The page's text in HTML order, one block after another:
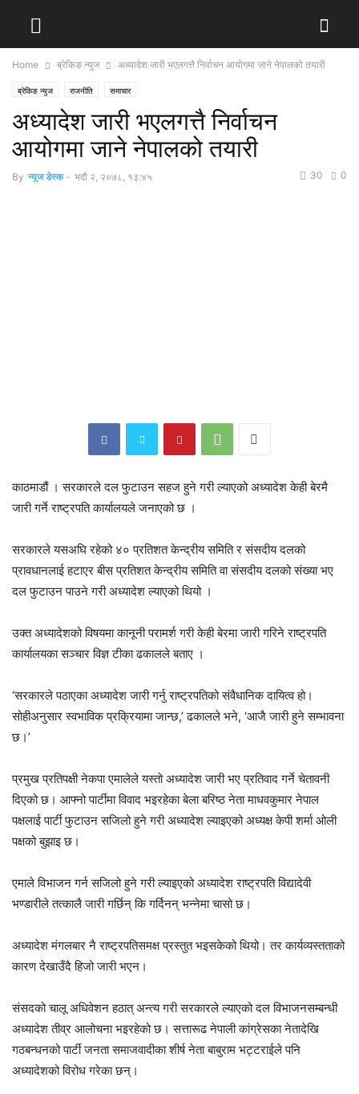
Home ब्रेकिङ न्युज अध्यादेश जारी भएलगत्तै निर्वाचन आयोगमा जाने नेपालको तयारी
ब्रेकिङ न्युज राजनीति समाचार
अध्यादेश जारी भएलगत्तै निर्वाचन
आयोगमा जाने नेपालको तयारी
By न्युज डेस्क - भदौ २, २०७८, १३:४५ 0
30
काठमाडौं । सरकारले दल फुटाउन सहज हुने गरी ल्याएको अध्यादेश केही बेरमै
जारी गर्ने राष्ट्रपति कार्यालयले जनाएको छ ।
सरकारले यसअघि रहेको ४० प्रतिशत केन्द्रीय समिति र संसदीय दलको
प्रावधानलाई हटाएर बीस प्रतिशत केन्द्रीय समिति वा संसदीय दलको संख्या भए
दल फुटाउन पाउने गरी अध्यादेश ल्याएको थियो ।
उक्त अध्यादेशको विषयमा कानूनी परामर्श गरी केही बेरमा जारी गरिने राष्ट्रपति
कार्यालयका सञ्चार विज्ञ टीका ढकालले बताए ।
‘सरकारले पठाएका अध्यादेश जारी गर्नु राष्ट्रपतिको संवैधानिक दायित्व हो।
सोहीअनुसार स्वभाविक प्रक्रियामा जान्छ,’ ढकालले भने, ‘आजै जारी हुने सम्भावना
छ।’
प्रमुख प्रतिपक्षी नेकपा एमालेले यस्तो अध्यादेश जारी भए प्रतिवाद गर्ने चेतावनी
दिएको छ। आफ्नो पार्टीमा विवाद भइरहेका बेला बरिष्ठ नेता माधवकुमार नेपाल
पक्षलाई पार्टी फुटाउन सजिलो हुने गरी अध्यादेश ल्याइएको अध्यक्ष केपी शर्मा ओली
पक्षको बुझाइ छ।
एमाले विभाजन गर्न सजिलो हुने गरी ल्याइएको अध्यादेश राष्ट्रपति विद्यादेवी
भण्डारीले तत्कालै जारी गर्छिन् कि गर्दिनन् भन्नेमा चासो छ।
अध्यादेश मंगलबार नै राष्ट्रपतिसमक्ष प्रस्तुत भइसकेको थियो। तर कार्यव्यस्तताको
कारण देखाउँदै हिजो जारी भएन।
संसदको चालू अधिवेशन हठात् अन्त्य गरी सरकारले ल्याएको दल विभाजनसम्बन्धी
अध्यादेश तीव्र आलोचना भइरहेको छ। सत्तारूढ नेपाली कांग्रेसका नेतादेखि
गठबन्धनको पार्टी जनता समाजवादीका शीर्ष नेता बाबुराम भट्टराईले पनि
अध्यादेशको विरोध गरेका छन्।